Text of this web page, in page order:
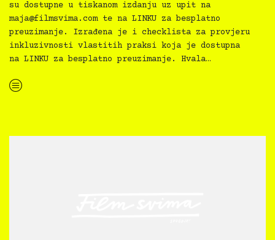
su dostupne u tiskanom izdanju uz upit na
maja@filmsvima.comte na LINKU za besplatno
preuzimanje. Izrađena je i checklista za provjeru
inkluzivnosti vlastitih praksi koja je dostupna
na LINKU za besplatno preuzimanje. Hvala…
“Kultura svima — Smjernice za inkluzivne kulturne prakse”